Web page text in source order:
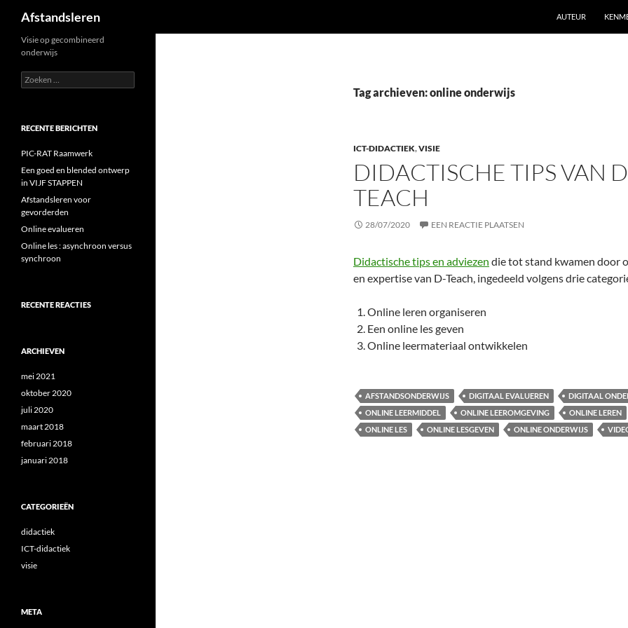
inhoud
Afstandsleren AUTEUR
Tag archieven: online onderwijs
ICT-DIDACTIEK,VISIE
DIDACTISCHE TIPS VAN
TEACH
28/07/2020 EEN REACTIE PLAATSEN
Didactische tips en adviezen die tot stand kwamen door
en expertise van D-Teach, ingedeeld volgens drie
Online leren organiseren
Een online les geven
Online leermateriaal ontwikkelen
AFSTANDSONDERWIJS DIGITAAL EVALUEREN
DIGITAAL
ONLINE LEERMIDDEL
ONLINE LEEROMGEVING
ONLINE LEREN
ONLINE LES
ONLINE LESGEVEN ONLINE ONDERWIJS
Visie op gecombineerd
onderwijs
Zoeken
naar:
RECENTE BERICHTEN
PIC-RAT Raamwerk
Een goed en blended ontwerp
in VIJF STAPPEN
Afstandsleren voor
gevorderden
Online evalueren
Online les : asynchroon versus
synchroon
RECENTE REACTIES
ARCHIEVEN
mei 2021
oktober 2020
juli 2020
maart 2018
februari 2018
januari 2018
CATEGORIEËN
didactiek
ICT-didactiek
visie
META